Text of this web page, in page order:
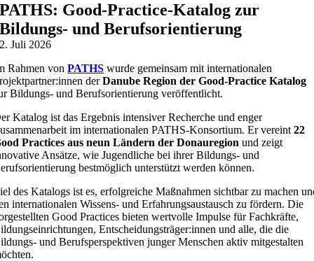
PATHS: Good-Practice-Katalog zur
Bildungs- und Berufsorientierung
2. Juli 2026
Rahmen vonPATHS wurde gemeinsam mit internationalen
derDanube Region der Good-Practice Katalog
Bildungs- und Berufsorientierung veröffentlicht.
Katalog ist das Ergebnis intensiver Recherche und enger
im internationalen PATHS-Konsortium. Er vereint22
Practices aus neun Ländern der Donauregion und zeigt
Ansätze, wie Jugendliche bei ihrer Bildungs- und
bestmöglich unterstützt werden können.
des Katalogs ist es, erfolgreiche Maßnahmen sichtbar zu machen
internationalen Wissens- und Erfahrungsaustausch zu fördern. Die
Good Practices bieten wertvolle Impulse für Fachkräfte,
Entscheidungsträger:innen und alle, die die
und Berufsperspektiven junger Menschen aktiv mitgestalten